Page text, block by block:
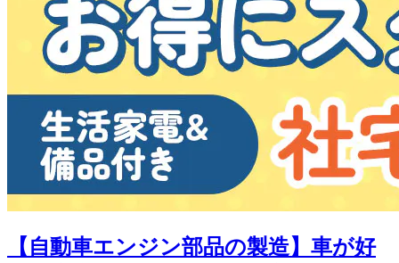
【自動車エンジン部品の製造】車が好